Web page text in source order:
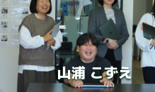
山浦 こずえ